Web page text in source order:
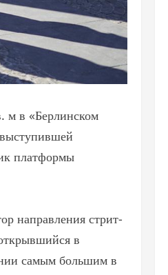
м в «Берлинском
платформы
направления стрит-
в
самым большим в